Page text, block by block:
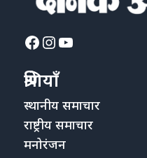
Facebook
Instagram
YouTube
श्रेणियाँ
स्थानीय समाचार
राष्ट्रीय समाचार
मनोरंजन